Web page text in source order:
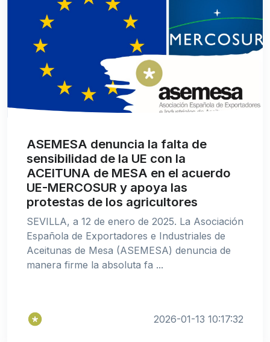
ASEMESA denuncia la falta de
sensibilidad de la UE con la
ACEITUNA de MESA en el acuerdo
UE-MERCOSUR y apoya las
protestas de los agricultores
SEVILLA, a 12 de enero de 2025. La Asociación
Española de Exportadores e Industriales de
Aceitunas de Mesa (ASEMESA) denuncia de
manera firme la absoluta fa ...
2026-01-13 10:17:32